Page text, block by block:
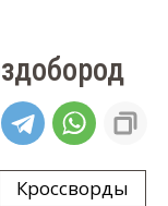
Кроссворды